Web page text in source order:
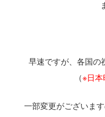
早速ですが、各国の
（※日本
一部変更がございま